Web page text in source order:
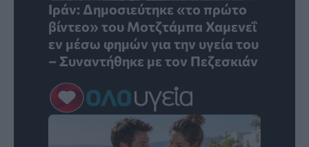
Ιράν: Δημοσιεύτηκε «το πρώτο
βίντεο» του Μοτζτάμπα Χαμενεΐ
εν μέσω φημών για την υγεία του
– Συναντήθηκε με τον Πεζεσκιάν